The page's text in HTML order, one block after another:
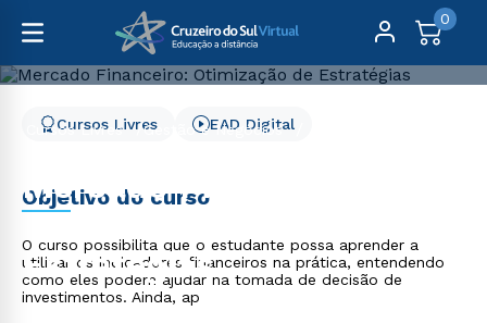
0
Cursos Livres
Gestão e Negócios
Mercado Financeiro:
Otimização de
Estratégias
Cursos Livres EAD Digital
Objetivo do curso
O curso possibilita que o estudante possa aprender a
utilizar os indicadores financeiros na prática, entendendo
como eles podem ajudar na tomada de decisão de
investimentos. Ainda, ap